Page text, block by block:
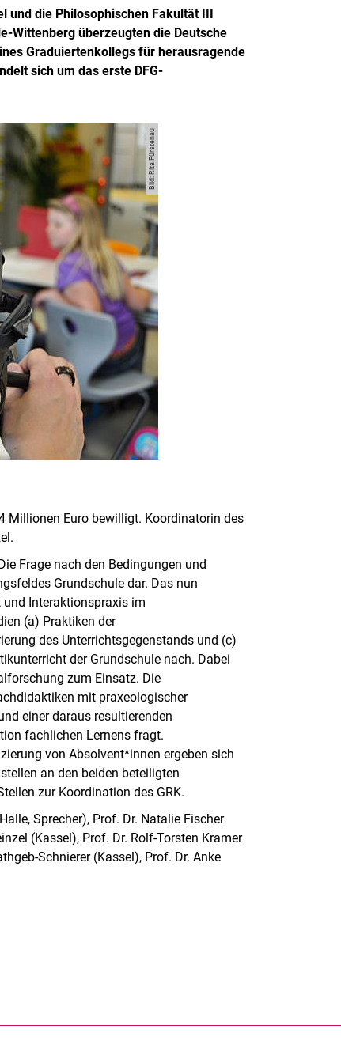
und die Philosophischen Fakultät III
Wittenberg überzeugten die Deutsche
Graduiertenkollegs für herausragende
sich um das erste DFG-
Bild: Rita Fürstenau
Millionen Euro bewilligt. Koordinatorin des
Frage nach den Bedingungen und
Grundschule dar. Das nun
und Interaktionspraxis im
(a) Praktiken der
des Unterrichtsgegenstands und (c)
der Grundschule nach. Dabei
zum Einsatz. Die
mit praxeologischer
einer daraus resultierenden
fachlichen Lernens fragt.
von Absolvent*innen ergeben sich
an den beiden beteiligten
zur Koordination des GRK.
Sprecher), Prof. Dr. Natalie Fischer
(Kassel), Prof. Dr. Rolf-Torsten Kramer
Schnierer (Kassel), Prof. Dr. Anke
Link, öffnet neues Fenster)
Link, öffnet neues Fenster)